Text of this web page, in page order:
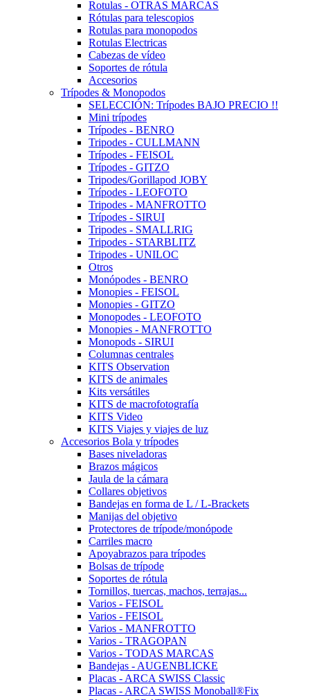
Rotulas - OTRAS MARCAS
Rótulas para telescopios
Rotulas para monopodos
Rotulas Electricas
Cabezas de vídeo
Soportes de rótula
Accesorios
Trípodes & Monopodos
SELECCIÓN: Trípodes BAJO PRECIO !!
Mini trípodes
Trípodes - BENRO
Tripodes - CULLMANN
Trípodes - FEISOL
Trípodes - GITZO
Tripodes/Gorillapod JOBY
Trípodes - LEOFOTO
Tripodes - MANFROTTO
Trípodes - SIRUI
Tripodes - SMALLRIG
Tripodes - STARBLITZ
Tripodes - UNILOC
Otros
Monópodes - BENRO
Monopies - FEISOL
Monopies - GITZO
Monopodes - LEOFOTO
Monopies - MANFROTTO
Monopods - SIRUI
Columnas centrales
KITS Observation
KITS de animales
Kits versátiles
KITS de macrofotografía
KITS Video
KITS Viajes y viajes de luz
Accesorios Bola y trípodes
Bases niveladoras
Brazos mágicos
Jaula de la cámara
Collares objetivos
Bandejas en forma de L / L-Brackets
Manijas del objetivo
Protectores de trípode/monópode
Carriles macro
Apoyabrazos para trípodes
Bolsas de trípode
Soportes de rótula
Tornillos, tuercas, machos, terrajas...
Varios - FEISOL
Varios - FEISOL
Varios - MANFROTTO
Varios - TRAGOPAN
Varios - TODAS MARCAS
Bandejas - AUGENBLICKE
Placas - ARCA SWISS Classic
Placas - ARCA SWISS Monoball®Fix